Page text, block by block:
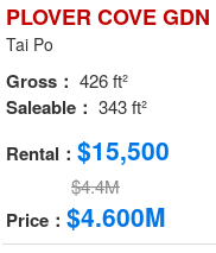
PLOVER COVE GDN
Tai Po
Gross： 426 ft²
Saleable： 343 ft²
Rental： $15,500
$4.4M
Price： $4.600M